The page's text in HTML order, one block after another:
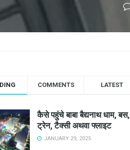
COMMENTS LATEST
कैसे पहुंचे बाबा बैद्यनाथ धाम, बस,
ट्रेन, टैक्सी अथवा फ्लाइट
JANUARY 29, 2025